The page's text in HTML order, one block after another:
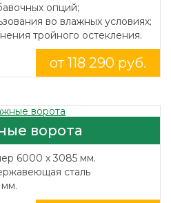
опций;
во влажных условиях;
тройного остекления.
от 118 290 руб.
ворота
6000 x 3085 мм.
сталь